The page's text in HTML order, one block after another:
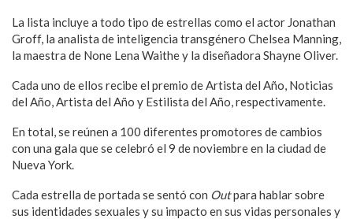
La lista incluye a todo tipo de estrellas como el actor Jonathan
Groff, la analista de inteligencia transgénero Chelsea Manning,
la maestra de None Lena Waithe y la diseñadora Shayne Oliver.
Cada uno de ellos recibe el premio de Artista del Año, Noticias
del Año, Artista del Año y Estilista del Año, respectivamente.
En total, se reúnen a 100 diferentes promotores de cambios
con una gala que se celebró el 9 de noviembre en la ciudad de
Nueva York.
Cada estrella de portada se sentó con Outpara hablar sobre
sus identidades sexuales y su impacto en sus vidas personales y